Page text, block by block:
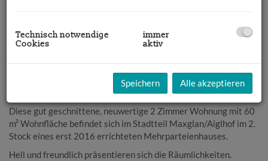
Beschreibung
Absolutes Wohnvergnügen für anspruchsvolle Singles oder Paare!
Diese gut geschnittene, neuwertige 2 Zimmer Wohnung mit 60
m² Wohnfläche befindet sich im Stadtteil Maxglan/Aiglhof im 2.
Stock eines erst 2016 errichteten Mehrparteienhauses.
Hell und freundlich präsentieren sich die Räumlichkeiten.
Technisch notwendige
Cookies
immer
aktiv
Speichern Alle akzeptieren